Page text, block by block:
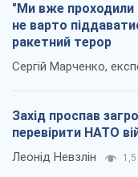
"Ми вже проходили
не варто
ракетний терор
Сергій Марченко,
Захід проспав
перевірити НАТО
Леонід Невзлін 1,5